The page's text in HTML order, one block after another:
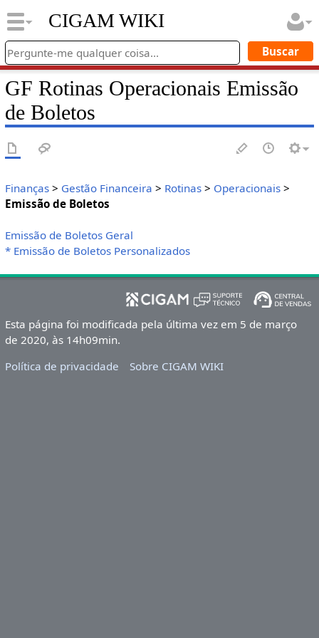
CIGAM WIKI
GF Rotinas Operacionais Emissão
de Boletos
Finanças> Gestão Financeira > Rotinas> Operacionais>
Emissão de Boletos
Emissão de Boletos Geral
* Emissão de Boletos Personalizados
Esta página foi modificada pela última vez em 5 de março
de 2020, às 14h09min.
Política de privacidade
Sobre CIGAM WIKI